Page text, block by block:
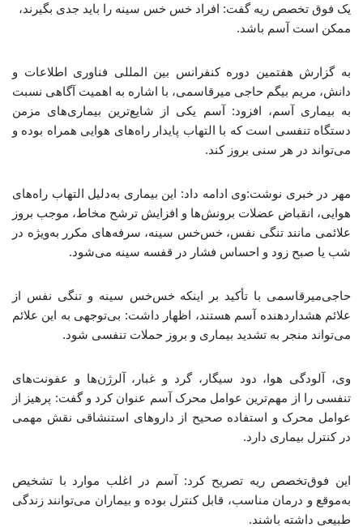
یک فوق تخصص ریه گفت: افراد خس خس سینه را باید جدی بگیرند،
ممکن است آسم باشد.
به گزارش هفتمین دوره کنفرانس بین المللی فناوری اطلاعات و
دانش، مریم بیگم حاجی میرقاسمی، با اشاره به اهمیت آگاهی نسبت
به بیماری آسم، افزود: آسم یکی از شایع‌ترین بیماری‌های مزمن
دستگاه تنفسی است که با التهاب پایدار راه‌های هوایی همراه بوده و
می‌تواند در هر سنی بروز کند.
مهر در خبری نوشت:وی ادامه داد: این بیماری به‌دلیل التهاب راه‌های
هوایی، انقباض عضلات برونش‌ها و افزایش ترشح مخاط، موجب بروز
علائمی مانند تنگی نفس، خس‌خس سینه، سرفه‌های مکرر به‌ویژه در
شب یا صبح زود و احساس فشار در قفسه سینه می‌شود.
حاجی‌میرقاسمی با تأکید بر اینکه خس‌خس سینه و تنگی نفس از
علائم هشداردهنده آسم هستند، اظهار داشت: بی‌توجهی به این علائم
می‌تواند منجر به تشدید بیماری و بروز حملات تنفسی شود.
وی، آلودگی هوا، دود سیگار، گرد و غبار، آلرژن‌ها و عفونت‌های
تنفسی را از مهم‌ترین عوامل محرک آسم عنوان کرد و گفت: پرهیز از
عوامل محرک و استفاده صحیح از داروهای استنشاقی نقش مهمی
در کنترل بیماری دارد.
این فوق‌تخصص ریه تصریح کرد: آسم در اغلب موارد با تشخیص
به‌موقع و درمان مناسب، قابل کنترل بوده و بیماران می‌توانند زندگی
طبیعی داشته باشند.